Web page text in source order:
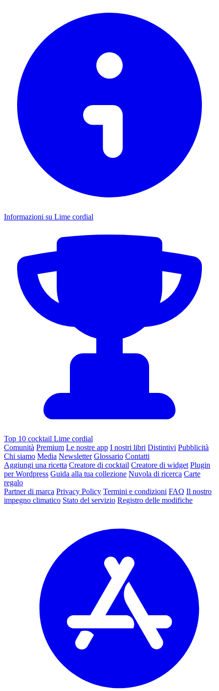
Informazioni su Lime cordial
Top 10 cocktail Lime cordial
Comunità Premium Le nostre app I nostri libri Distintivi Pubblicità
Chi siamo Media Newsletter Glossario Contatti
Aggiungi una ricetta Creatore di cocktail Creatore di widget Plugin
per Wordpress Guida alla tua collezione Nuvola di ricerca Carte
regalo
Partner di marca Privacy Policy Termini e condizioni FAQ Il nostro
impegno climatico Stato del servizio Registro delle modifiche